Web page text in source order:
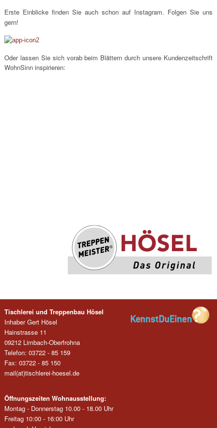
Erste Einblicke finden Sie auch schon auf Instagram. Folgen Sie uns
gern!
Oder lassen Sie sich vorab beim Blättern durch unsere Kundenzeitschrift
WohnSinn inspirieren:
Tischlerei und Treppenbau Hösel
Inhaber Gert Hösel
Hainstrasse 11
09212 Limbach-Oberfrohna
Telefon: 03722 - 85 159
Fax: 03722 - 85 150
mail(at)tischlerei-hoesel.de
Öffnungszeiten Wohnausstellung:
Montag - Donnerstag 10.00 - 18.00 Uhr
Freitag 10:00 - 16:00 Uhr